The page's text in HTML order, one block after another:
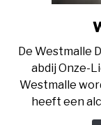
De Westmalle
abdij Onze-
Westmalle
heeft een